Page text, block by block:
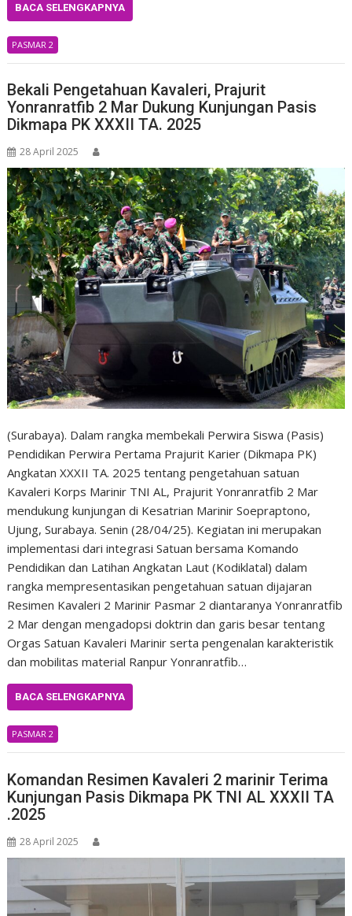
BACA SELENGKAPNYA
PASMAR 2
Bekali Pengetahuan Kavaleri, Prajurit
Yonranratfib 2 Mar Dukung Kunjungan Pasis
Dikmapa PK XXXII TA. 2025
28 April 2025
(Surabaya). Dalam rangka membekali Perwira Siswa (Pasis)
Pendidikan Perwira Pertama Prajurit Karier (Dikmapa PK)
Angkatan XXXII TA. 2025 tentang pengetahuan satuan
Kavaleri Korps Marinir TNI AL, Prajurit Yonranratfib 2 Mar
mendukung kunjungan di Kesatrian Marinir Soepraptono,
Ujung, Surabaya. Senin (28/04/25). Kegiatan ini merupakan
implementasi dari integrasi Satuan bersama Komando
Pendidikan dan Latihan Angkatan Laut (Kodiklatal) dalam
rangka mempresentasikan pengetahuan satuan dijajaran
Resimen Kavaleri 2 Marinir Pasmar 2 diantaranya Yonranratfib
2 Mar dengan mengadopsi doktrin dan garis besar tentang
Orgas Satuan Kavaleri Marinir serta pengenalan karakteristik
dan mobilitas material Ranpur Yonranratfib…
BACA SELENGKAPNYA
PASMAR 2
Komandan Resimen Kavaleri 2 marinir Terima
Kunjungan Pasis Dikmapa PK TNI AL XXXII TA
.2025
28 April 2025